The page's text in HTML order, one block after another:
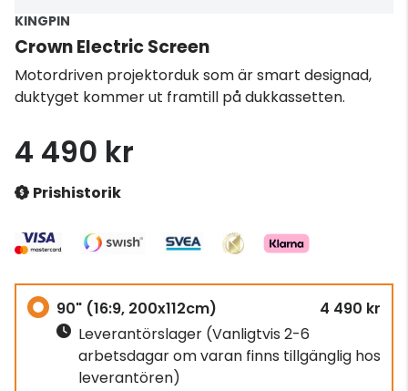
KINGPIN
Crown Electric Screen
Motordriven projektorduk som är smart designad,
duktyget kommer ut framtill på dukkassetten.
4 490 kr
Prishistorik
90" (16:9, 200x112cm)
4 490 kr
Leverantörslager (Vanligtvis 2-6
arbetsdagar om varan finns tillgänglig hos
leverantören)